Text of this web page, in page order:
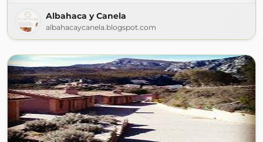
Albahaca y Canela
albahacaycanela.blogspot.com